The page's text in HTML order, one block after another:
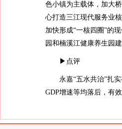
色小镇为主载体，加大
心打造三江现代服务业
加快形成“一核四圈”的
园和楠溪江健康养生园
▶点评
永嘉“五水共治”扎实
GDP增速等均落后，有